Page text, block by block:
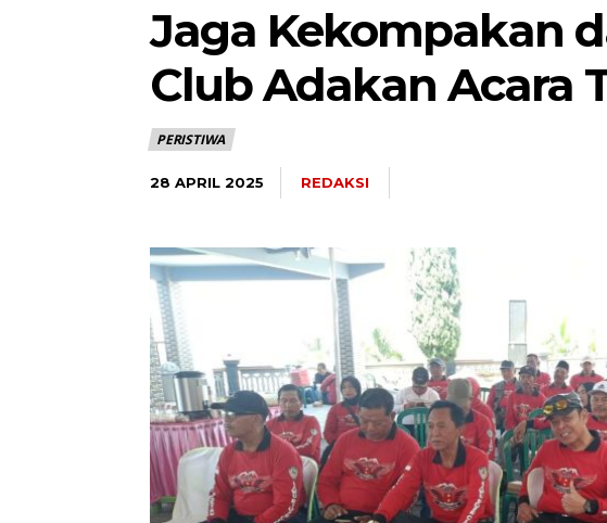
Jaga Kekompakan
Club Adakan Acara
PERISTIWA
28 APRIL 2025 REDAKSI